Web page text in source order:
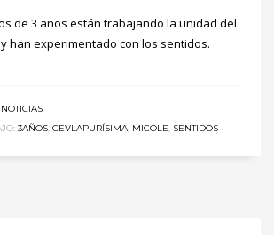
de 3 años están trabajando la unidad del
han experimentado con los sentidos.
NOTICIAS
3AÑOS, CEVLAPURÍSIMA, MICOLE, SENTIDOS